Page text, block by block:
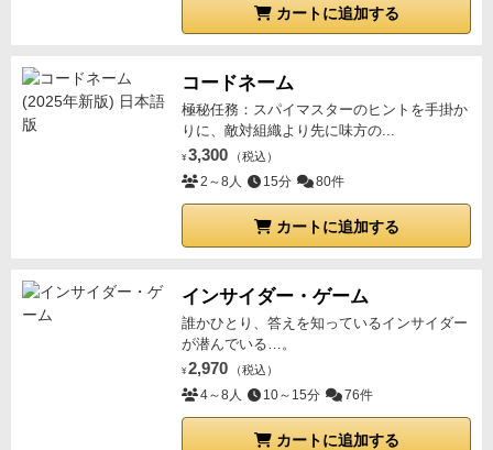
カートに追加する
コードネーム
極秘任務：スパイマスターのヒントを手掛か
りに、敵対組織より先に味方の...
¥ 3,300 （税込）
2～8人 15分 80件
カートに追加する
インサイダー・ゲーム
誰かひとり、答えを知っているインサイダー
が潜んでいる…。
¥ 2,970 （税込）
4～8人 10～15分 76件
カートに追加する